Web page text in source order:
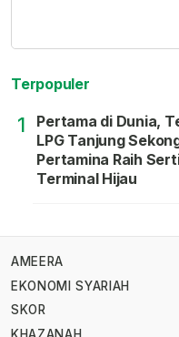
Terpopuler
1
Pertama di Dunia,
LPG Tanjung
Pertamina Raih
Terminal Hijau
AMEERA
EKONOMI SYARIAH
SKOR